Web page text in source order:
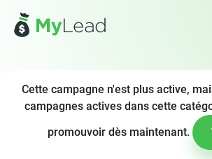
Cette campagne n'est plus active,
campagnes actives dans cette
promouvoir dès maintenant.